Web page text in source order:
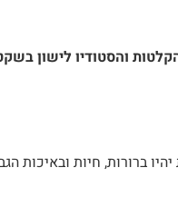
והסטודיו לישון
חיות ובאיכות